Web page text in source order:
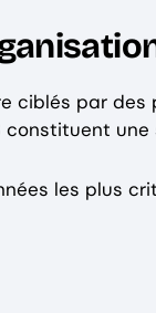
ciblés par
constituent
les plus